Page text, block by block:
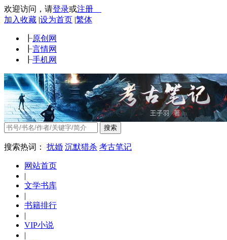
欢迎访问 ， 请登录或注册
加入收藏 |设为首页 |繁体
┠原创网
┠言情网
┠手机网
搜索
搜索热词： 扰婚 沉默猎杀 考古笔记
网站首页
|
文学书库
|
书籍排行
|
VIP小说
|